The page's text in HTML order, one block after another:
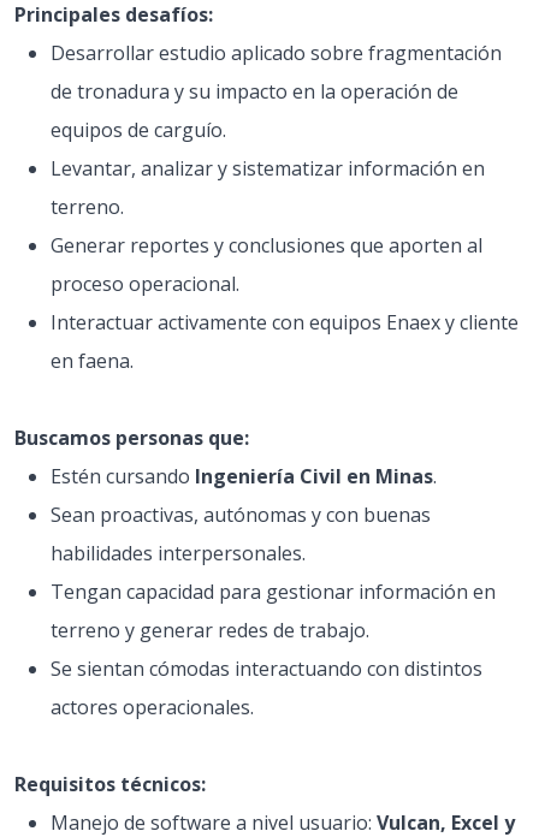
Principales desafíos:
Desarrollar estudio aplicado sobre fragmentación
de tronadura y su impacto en la operación de
equipos de carguío.
Levantar, analizar y sistematizar información en
terreno.
Generar reportes y conclusiones que aporten al
proceso operacional.
Interactuar activamente con equipos Enaex y cliente
en faena.
Buscamos personas que:
Estén cursando Ingeniería Civil en Minas.
Sean proactivas, autónomas y con buenas
habilidades interpersonales.
Tengan capacidad para gestionar información en
terreno y generar redes de trabajo.
Se sientan cómodas interactuando con distintos
actores operacionales.
Requisitos técnicos:
Manejo de software a nivel usuario: Vulcan, Excel y